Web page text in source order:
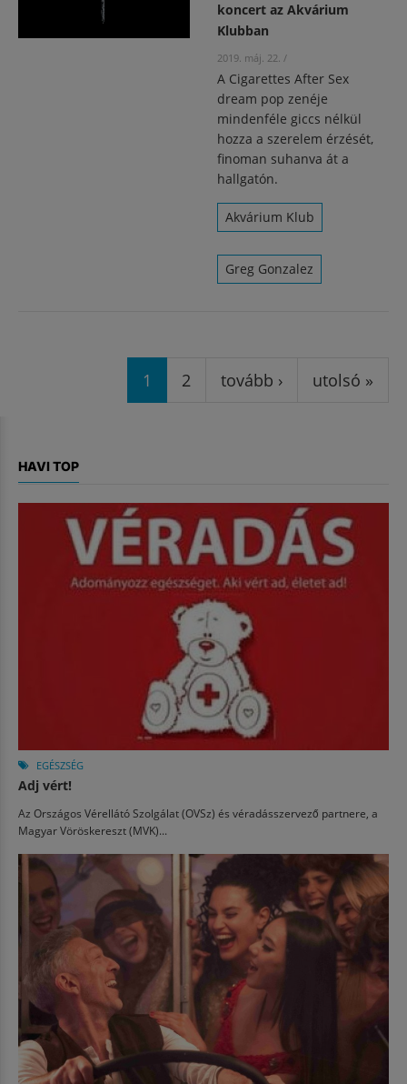
koncert az Akvárium
Klubban
2019. máj. 22. /
A Cigarettes After Sex
dream pop zenéje
mindenféle giccs nélkül
hozza a szerelem érzését,
finoman suhanva át a
hallgatón.
Akvárium Klub
Greg Gonzalez
1 2 tovább › utolsó »
HAVI TOP
EGÉSZSÉG
Adj vért!
Az Országos Vérellátó Szolgálat (OVSz) és véradásszervező partnere, a
Magyar Vöröskereszt (MVK)...